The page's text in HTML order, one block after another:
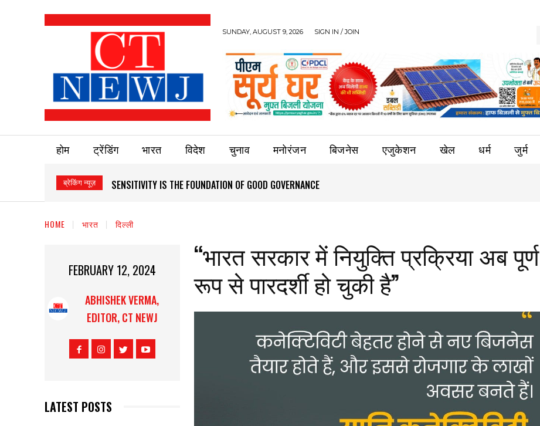
SUNDAY, AUGUST 9, 2026 SIGN IN / JOIN
होम ट्रेंडिंग भारत विदेश चुनाव मनोरंजन बिजनेस एजुकेशन खेल धर्म जुर्म
ब्रेकिंग न्यूज़ SENSITIVITY IS THE FOUNDATION OF GOOD GOVERNANCE
HOME भारत दिल्ली
FEBRUARY 12, 2024
ABHISHEK VERMA,
EDITOR, CT NEWJ
LATEST POSTS
“भारत सरकार में नियुक्ति प्रक्रिया अब पूर्ण
रूप से पारदर्शी हो चुकी है”